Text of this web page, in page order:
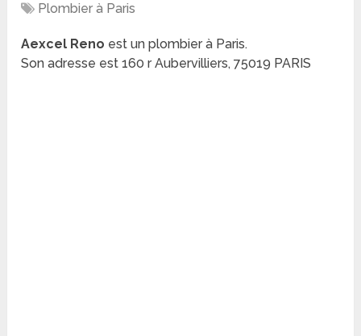
Plombier à Paris
Aexcel Reno est un plombier à Paris.
Son adresse est 160 r Aubervilliers, 75019 PARIS